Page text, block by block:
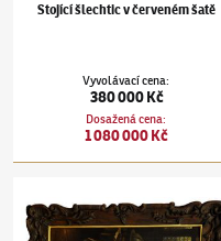
Stojící šlechtic v červeném šatě
Vyvolávací cena:
380 000 Kč
Dosažená cena:
1 080 000 Kč